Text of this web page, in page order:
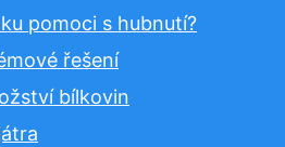
pomoci s hubnutí?
řešení
bílkovin